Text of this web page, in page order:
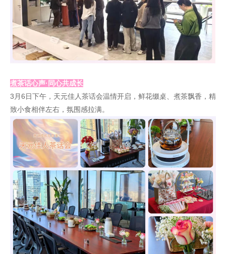
煮茶话心声·同心共成长
3月6日下午，天元佳人茶话会温情开启，鲜花缀桌、煮茶飘香，精
致小食相伴左右，氛围感拉满。